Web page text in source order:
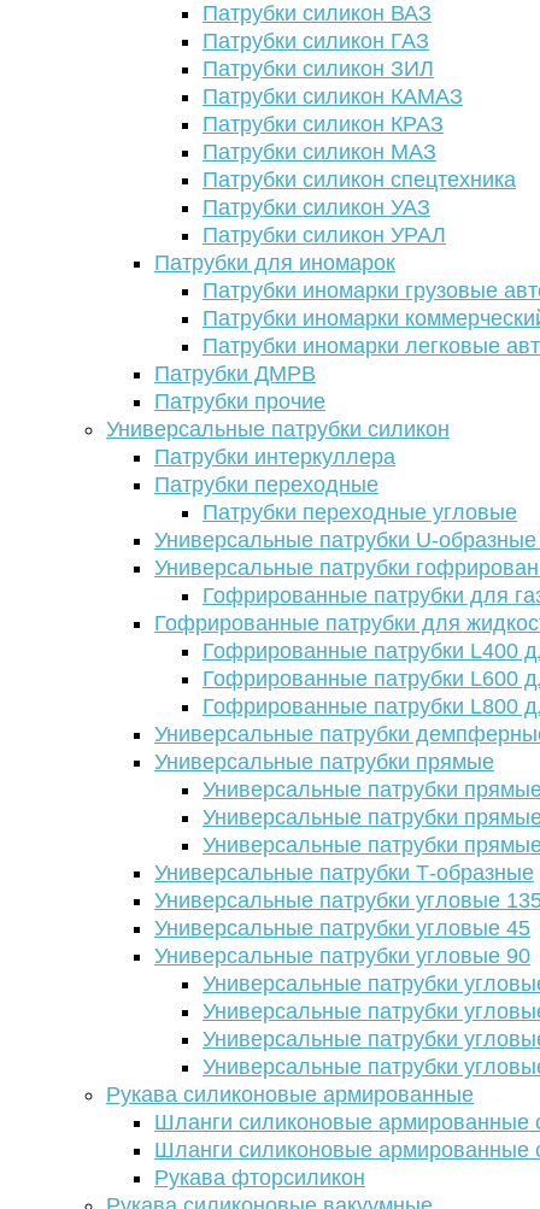
Патрубки силикон ВАЗ
Патрубки силикон ГАЗ
Патрубки силикон ЗИЛ
Патрубки силикон КАМАЗ
Патрубки силикон КРАЗ
Патрубки силикон МАЗ
Патрубки силикон спецтехника
Патрубки силикон УАЗ
Патрубки силикон УРАЛ
Патрубки для иномарок
Патрубки иномарки грузовые
Патрубки иномарки
Патрубки иномарки легковые
Патрубки ДМРВ
Патрубки прочие
Универсальные патрубки силикон
Патрубки интеркуллера
Патрубки переходные
Патрубки переходные угловые
Универсальные патрубки U-
Универсальные патрубки
Гофрированные патрубки для
Гофрированные патрубки для
Гофрированные патрубки L400
Гофрированные патрубки L600
Гофрированные патрубки L800
Универсальные патрубки
Универсальные патрубки прямые
Универсальные патрубки
Универсальные патрубки
Универсальные патрубки
Универсальные патрубки Т-образные
Универсальные патрубки угловые
Универсальные патрубки угловые 45
Универсальные патрубки угловые 90
Универсальные патрубки
Универсальные патрубки
Универсальные патрубки
Универсальные патрубки
Рукава силиконовые армированные
Шланги силиконовые армированные
Шланги силиконовые армированные
Рукава фторсиликон